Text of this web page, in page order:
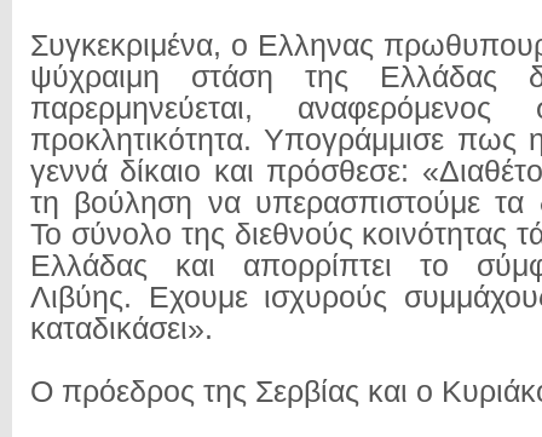
Συγκεκριμένα, ο Ελληνας
ψύχραιμη στάση της Ελλάδας
παρερμηνεύεται, αναφερόμενος
προκλητικότητα. Υπογράμμισε πως
γεννά δίκαιο και πρόσθεσε:
τη βούληση να υπερασπιστούμε τα
Το σύνολο της διεθνούς κοινότητας
Ελλάδας και απορρίπτει το
Λιβύης. Εχουμε ισχυρούς
καταδικάσει».
Ο πρόεδρος της Σερβίας και ο